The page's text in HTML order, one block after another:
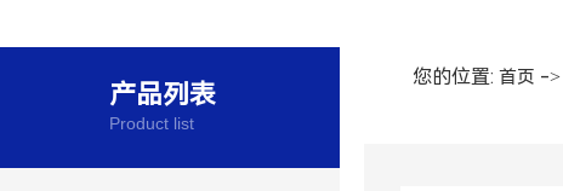
产品列表
Product list
您的位置: 首页 ->